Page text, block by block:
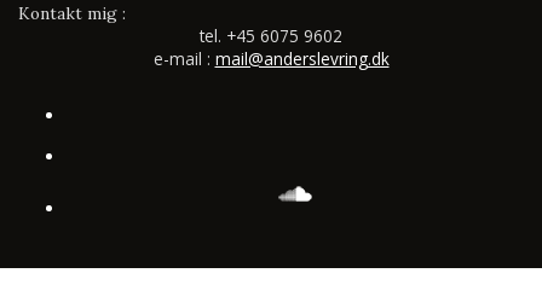
Kontakt mig :
tel. +45 6075 9602
e-mail : mail@anderslevring.dk